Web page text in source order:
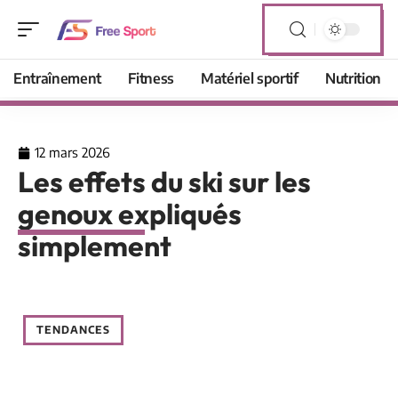
Entraînement Fitness Matériel sportif Nutrition
12 mars 2026
Les effets du ski sur les
genoux expliqués
simplement
TENDANCES